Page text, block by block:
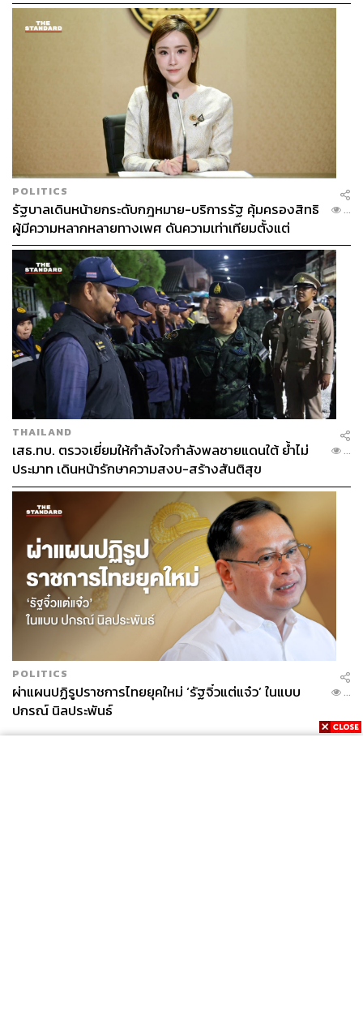
POLITICS
รัฐบาลเดินหน้ายกระดับกฎหมาย-บริการรัฐ คุ้มครองสิทธิ
ผู้มีความหลากหลายทางเพศ ดันความเท่าเทียมตั้งแต่
หลักสูตรในห้องเรียนถึงที่ทำงาน
...
THAILAND
เสธ.ทบ. ตรวจเยี่ยมให้กำลังใจกำลังพลชายแดนใต้ ย้ำไม่
ประมาท เดินหน้ารักษาความสงบ-สร้างสันติสุข
...
POLITICS
ผ่าแผนปฏิรูปราชการไทยยุคใหม่ ‘รัฐจิ๋วแต่แจ๋ว’ ในแบบ
ปกรณ์ นิลประพันธ์
...